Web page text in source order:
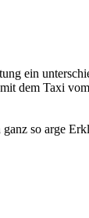
ein
dem Taxi
ganz so arge